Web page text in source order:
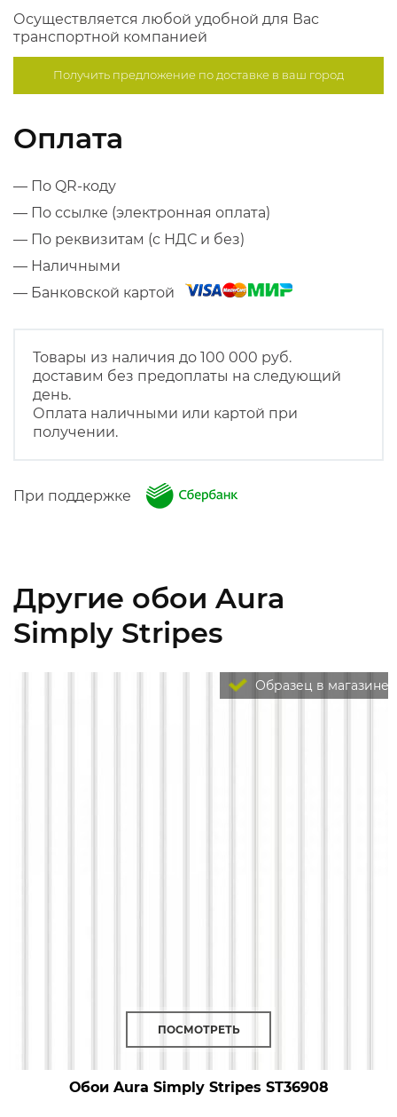
Осуществляется любой удобной для Вас
транспортной компанией
Получить предложение подоставке в ваш город
Оплата
— По QR-коду
— По ссылке (электронная оплата)
— По реквизитам (с НДС и без)
— Наличными
— Банковской картой
Товары из наличия до 100 000 руб.
доставим без предоплаты на следующий
день.
Оплата наличными или картой при
получении.
При поддержке
Другие обои Aura
Simply Stripes
Образец в магазине
ПОСМОТРЕТЬ
Обои Aura Simply Stripes ST36908